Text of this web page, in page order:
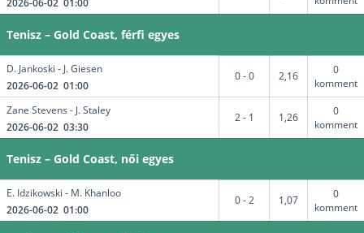
2026-06-02 01:00
Tenisz – Gold Coast, férfi egyes
D. Jankoski - J. Giesen
2026-06-02 01:00
0 - 0 2,16
0
komment
Zane Stevens - J. Staley
2026-06-02 03:30
2 - 1 1,26
0
komment
Tenisz – Gold Coast, női egyes
E. Idzikowski - M. Khanloo
2026-06-02 01:00
0 - 2 1,07
0
komment